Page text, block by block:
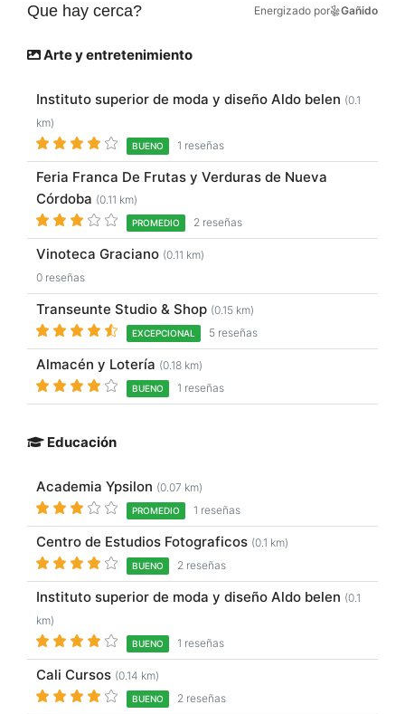
Que hay cerca? Energizado por Gañido
Arte y entretenimiento
Instituto superior de moda y diseño Aldo belen (0.1
km)
BUENO 1 reseñas
Feria Franca De Frutas y Verduras de Nueva
Córdoba (0.11 km)
PROMEDIO 2 reseñas
Vinoteca Graciano (0.11 km)
0 reseñas
Transeunte Studio & Shop (0.15 km)
EXCEPCIONAL 5 reseñas
Almacén y Lotería (0.18 km)
BUENO 1 reseñas
Educación
Academia Ypsilon (0.07 km)
PROMEDIO 1 reseñas
Centro de Estudios Fotograficos (0.1 km)
BUENO 2 reseñas
Instituto superior de moda y diseño Aldo belen (0.1
km)
BUENO 1 reseñas
Cali Cursos (0.14 km)
BUENO 2 reseñas